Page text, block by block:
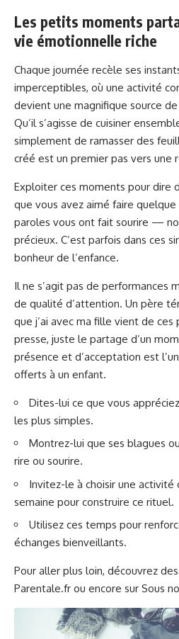
Les petits moments
vie émotionnelle riche
Chaque journée recèle ses
imperceptibles, où une activité
devient une magnifique source de
Qu’il s’agisse de cuisiner
simplement de ramasser des
créé est un premier pas vers une
Exploiter ces moments pour dire
que vous avez aimé faire
paroles vous ont fait sourire —
précieux. C’est parfois dans ces
bonheur de l’enfance.
Il ne s’agit pas de performances
de qualité d’attention. Un père
que j’ai avec ma fille vient de
presse, juste le partage d’un
présence et d’acceptation est
offerts à un enfant.
Dites-lui ce que vous
les plus simples.
Montrez-lui que ses blagues
rire ou sourire.
Invitez-le à choisir une activité
semaine pour construire ce rituel.
Utilisez ces temps pour
échanges bienveillants.
Pour aller plus loin, découvrez
Parentale.fr ou encore sur Sous